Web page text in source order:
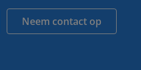
Neem contact op